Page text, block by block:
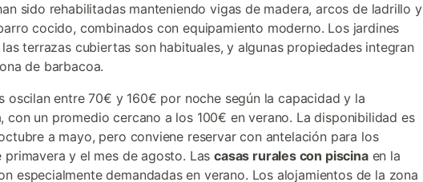
sido rehabilitadas manteniendo vigas de madera, arcos de ladrillo y
cocido, combinados con equipamiento moderno. Los jardines
terrazas cubiertas son habituales, y algunas propiedades integran
de barbacoa.
oscilan entre 70€ y 160€ por noche según la capacidad y la
con un promedio cercano a los 100€ en verano. La disponibilidad es
a mayo, pero conviene reservar con antelación para los
primavera y el mes de agosto. Lascasas rurales con piscinaen la
especialmente demandadas en verano. Los alojamientos de la zona